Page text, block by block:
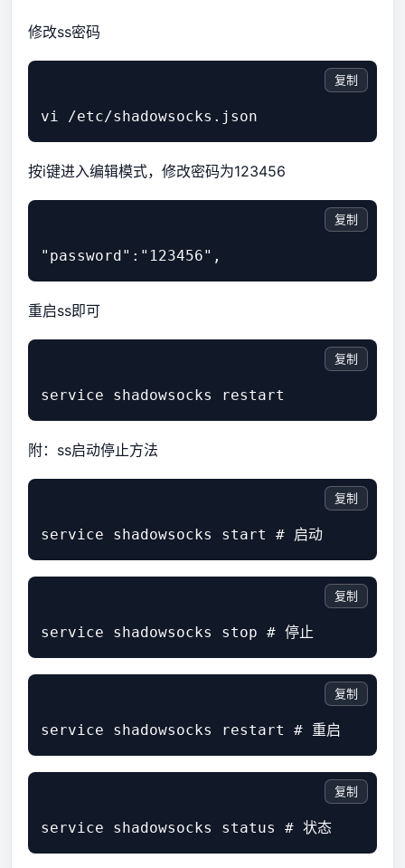
修改ss密码
复制
按i键进入编辑模式，修改密码为123456
复制
重启ss即可
复制
附：ss启动停止方法
复制
复制
复制
复制